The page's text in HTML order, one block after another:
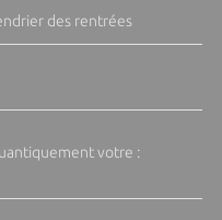
des rentrées
votre :